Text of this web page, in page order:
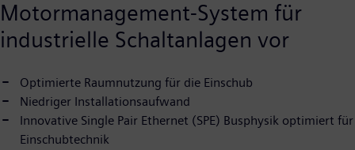
Motormanagement-System für
industrielle Schaltanlagen vor
Optimierte Raumnutzung für die Einschub
Niedriger Installationsaufwand
Innovative Single Pair Ethernet (SPE) Busphysik optimiert für
Einschubtechnik